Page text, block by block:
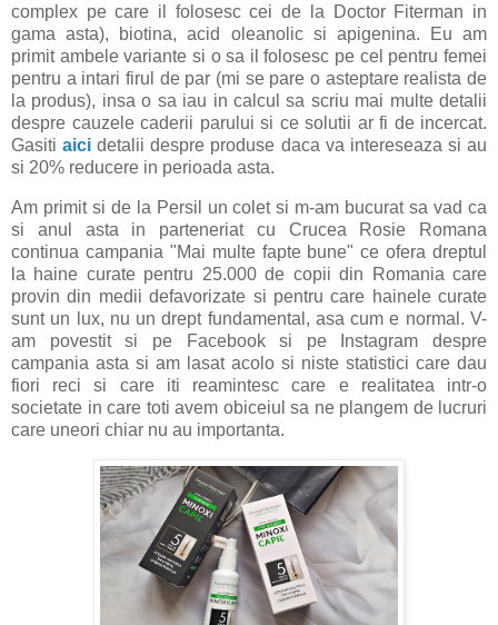
complex pe care il folosesc cei de la Doctor Fiterman in
gama asta), biotina, acid oleanolic si apigenina. Eu am
primit ambele variante si o sa il folosesc pe cel pentru femei
pentru a intari firul de par (mi se pare o asteptare realista de
la produs), insa o sa iau in calcul sa scriu mai multe detalii
despre cauzele caderii parului si ce solutii ar fi de incercat.
Gasitiaici detalii despre produse daca va intereseaza si au
si 20% reducere in perioada asta.
Am primit si de la Persil un colet si m-am bucurat sa vad ca
si anul asta in parteneriat cu Crucea Rosie Romana
continua campania "Mai multe fapte bune" ce ofera dreptul
la haine curate pentru 25.000 de copii din Romania care
provin din medii defavorizate si pentru care hainele curate
sunt un lux, nu un drept fundamental, asa cum e normal. V-
am povestit si pe Facebook si pe Instagram despre
campania asta si am lasat acolo si niste statistici care dau
fiori reci si care iti reamintesc care e realitatea intr-o
societate in care toti avem obiceiul sa ne plangem de lucruri
care uneori chiar nu au importanta.